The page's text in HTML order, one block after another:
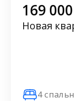
169
Новая
4